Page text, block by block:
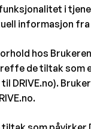
i
informasjon fra
hos
treffe de tiltak
DRIVE.no).